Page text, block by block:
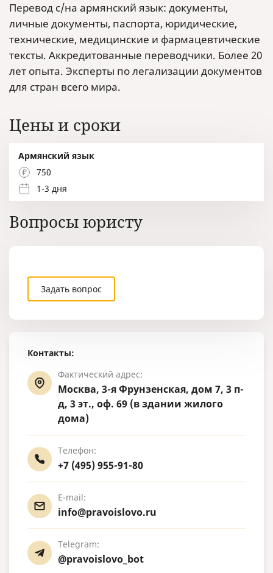
Контакты:
Фактический адрес:
Москва, 3-я Фрунзенская, дом 7, 3 п-
д, 3 эт., оф. 69 (в здании жилого
дома)
Телефон:
+7 (495) 955-91-80
E-mail:
info@pravoislovo.ru
Telegram:
@pravoislovo_bot
Перевод с/на армянский язык: документы,
личные документы, паспорта, юридические,
технические, медицинские и фармацевтические
тексты. Аккредитованные переводчики. Более 20
лет опыта. Эксперты по легализации документов
для стран всего мира.
Цены и сроки
Армянский язык
750
1-3 дня
Вопросы юристу
Задать вопрос